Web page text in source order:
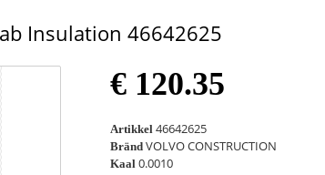
Insulation 46642625
€ 120.35
Artikkel46642625
BrändVOLVO CONSTRUCTION
Kaal0.0010